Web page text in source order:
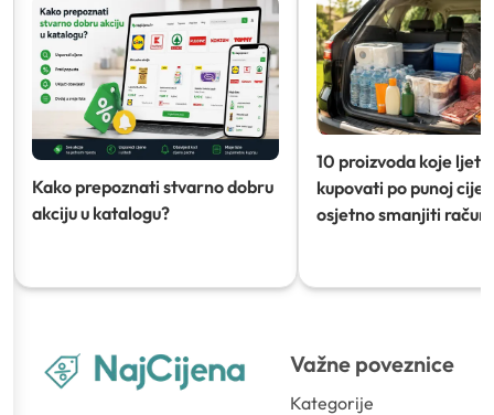
Kako prepoznati stvarno dobru
akciju u katalogu?
10 proizvoda koje ljeti
kupovati po punoj
osjetno smanjiti račun)
Važne poveznice
Kategorije